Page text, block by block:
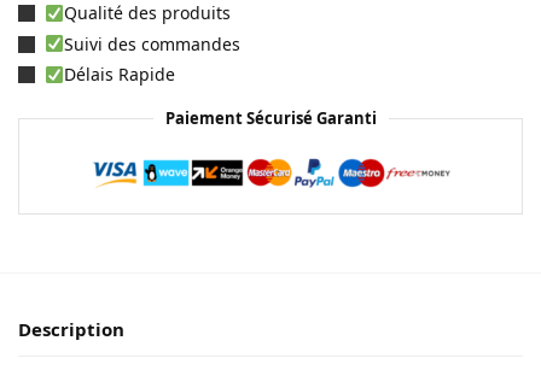
Qualité des produits
Suivi des commandes
Délais Rapide
Paiement Sécurisé Garanti
Description